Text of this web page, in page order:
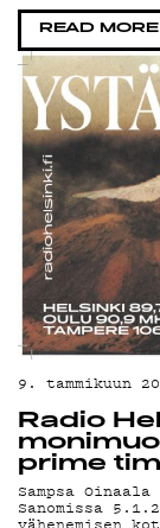
READ MORE
9. tammikuun
Radio
prime
Sampsa
Sanomissa